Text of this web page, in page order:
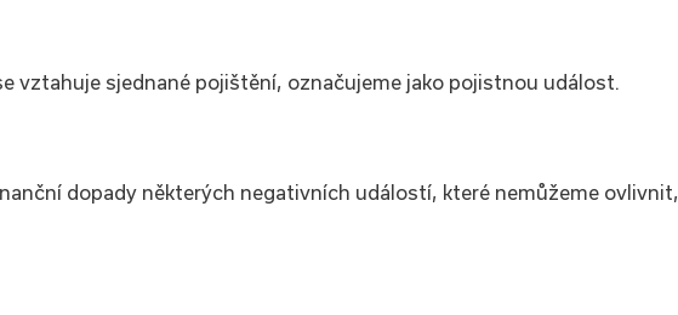
vztahuje sjednané pojištění, označujeme jako pojistnou událost.
dopady některých negativních událostí, které nemůžeme ovlivnit,